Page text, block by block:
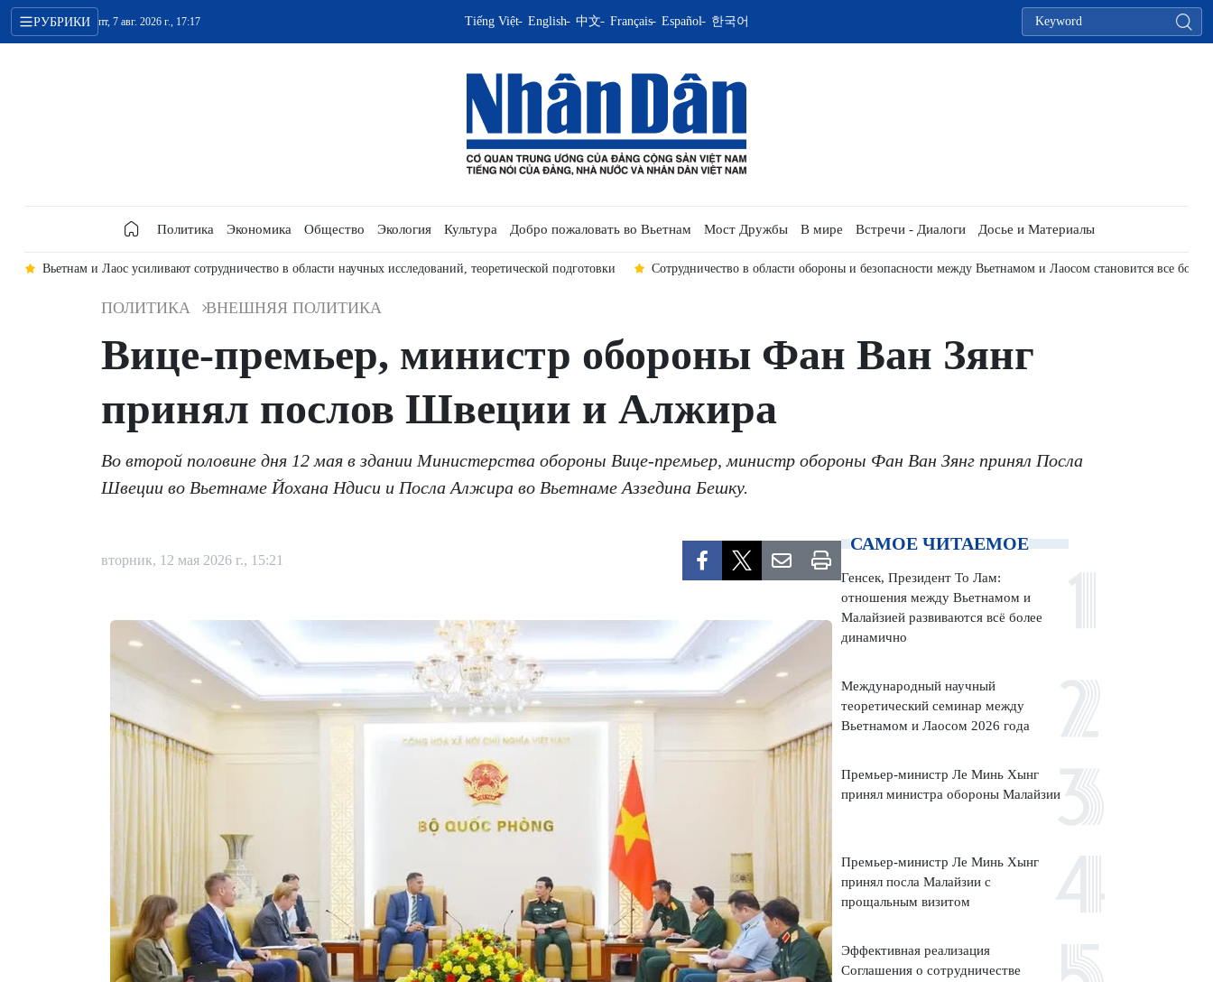
РУБРИКИ пт, 7 авг. 2026 г., 17:17 Tiếng Việt English 中文 Français Español 한국어
Политика Экономика Общество Экология Культура Добро пожаловать во Вьетнам Мост Дружбы В мире Встречи - Диалоги Досье и Материалы
Вьетнам и Лаос усиливают сотрудничество в области научных исследований, теоретической подготовки Сотрудничество в области обороны и безопасности между Вьетнамом и Лаосом становится все
ПОЛИТИКА ВНЕШНЯЯ ПОЛИТИКА
Вице-премьер, министр обороны Фан Ван Зянг
принял послов Швеции и Алжира
Во второй половине дня 12 мая в здании Министерства обороны Вице-премьер, министр обороны Фан Ван Зянг принял Посла
Швеции во Вьетнаме Йохана Ндиси и Посла Алжира во Вьетнаме Аззедина Бешку.
вторник, 12 мая 2026 г., 15:21
САМОЕ ЧИТАЕМОЕ
Генсек, Президент То Лам:
отношения между Вьетнамом и
Малайзией развиваются всё более
динамично
Международный научный
теоретический семинар между
Вьетнамом и Лаосом 2026 года
Премьер-министр Ле Минь Хынг
принял министра обороны Малайзии
Премьер-министр Ле Минь Хынг
принял посла Малайзии с
прощальным визитом
Эффективная реализация
Соглашения о сотрудничестве